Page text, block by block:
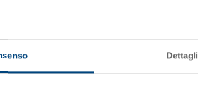
Dettagli